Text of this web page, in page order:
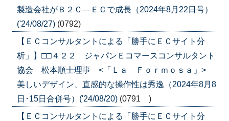
製造会社がＢ２Ｃ―ＥＣで成長（2024年8月22日号）
('24/08/27) (0792)
【ＥＣコンサルタントによる「勝手にＥＣサイト分
析」】□□４２２ ジャパンＥコマースコンサルタント
協会 松本順士理事 <「Ｌａ Ｆｏｒｍｏｓａ」>
美しいデザイン、直感的な操作性は秀逸（2024年8月8
日･15日合併号）('24/08/20) (0791 )
【ＥＣコンサルタントによる「勝手にＥＣサイト分